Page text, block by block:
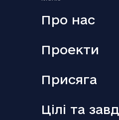
18.12.2025
BAFTA-2026
Про нас
Проекти
Присяга
Цілі та